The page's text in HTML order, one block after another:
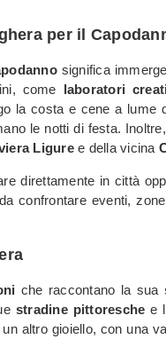
per il
significa
come laboratori
la costa e cene a lume
le notti di festa.
Liguree della vicina
direttamente in città
confrontare eventi,
che raccontano la sua
stradine pittoresche e
altro gioiello, con una